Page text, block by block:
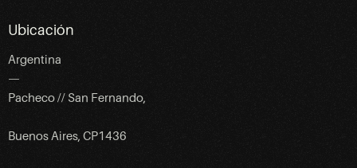
Ubicación
Argentina
—
Pacheco // San Fernando,
Buenos Aires, CP1436